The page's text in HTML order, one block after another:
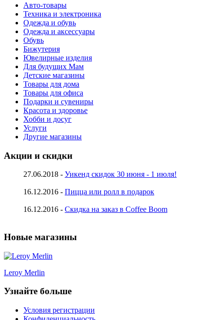
Авто-товары
Техника и электроника
Одежда и обувь
Одежда и аксессуары
Обувь
Бижутерия
Ювелирные изделия
Для будущих Мам
Детские магазины
Товары для дома
Товары для офиса
Подарки и сувениры
Красота и здоровье
Хобби и досуг
Услуги
Другие магазины
Акции и скидки
27.06.2018 - Уикенд скидок 30 июня - 1 июля!
16.12.2016 - Пицца или ролл в подарок
16.12.2016 - Скидка на заказ в Coffee Boom
Новые магазины
Leroy Merlin
Узнайте больше
Условия регистрации